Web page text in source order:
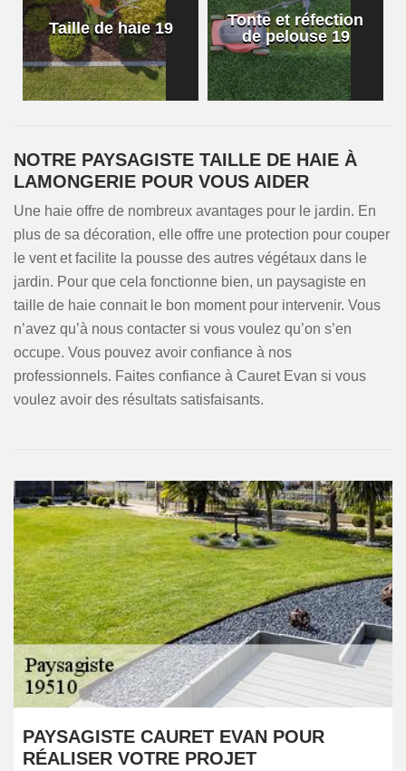
Taille de haie 19
Tonte et réfection
de pelouse 19
NOTRE PAYSAGISTE TAILLE DE HAIE À
LAMONGERIE POUR VOUS AIDER
Une haie offre de nombreux avantages pour le jardin. En
plus de sa décoration, elle offre une protection pour couper
le vent et facilite la pousse des autres végétaux dans le
jardin. Pour que cela fonctionne bien, un paysagiste en
taille de haie connait le bon moment pour intervenir. Vous
n’avez qu’à nous contacter si vous voulez qu’on s’en
occupe. Vous pouvez avoir confiance à nos
professionnels. Faites confiance à Cauret Evan si vous
voulez avoir des résultats satisfaisants.
PAYSAGISTE CAURET EVAN POUR
RÉALISER VOTRE PROJET